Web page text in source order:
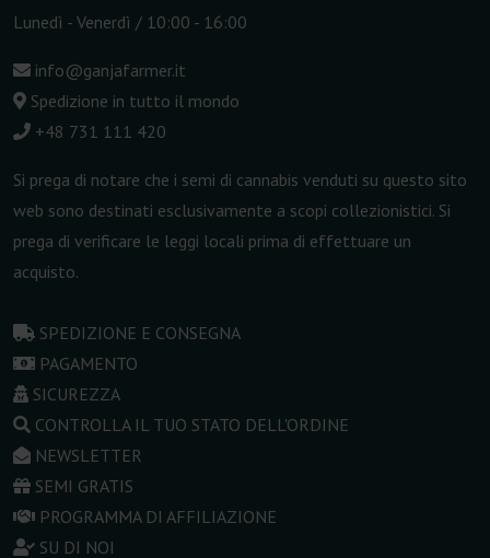
Lunedì - Venerdì / 10:00 - 16:00
info@ganjafarmer.it
Spedizione in tutto il mondo
+48 731 111 420
Si prega di notare che i semi di cannabis venduti su questo sito
web sono destinati esclusivamente a scopi collezionistici. Si
prega di verificare le leggi locali prima di effettuare un
acquisto.
SPEDIZIONE E CONSEGNA
PAGAMENTO
SICUREZZA
CONTROLLA IL TUO STATO DELL'ORDINE
NEWSLETTER
SEMI GRATIS
PROGRAMMA DI AFFILIAZIONE
SU DI NOI